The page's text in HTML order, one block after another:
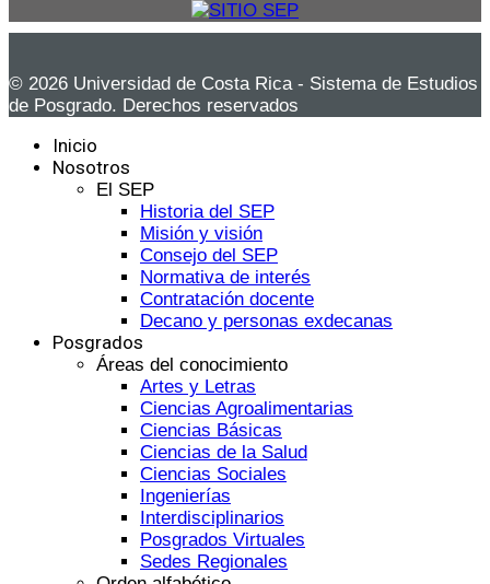
© 2026 Universidad de Costa Rica - Sistema de Estudios
de Posgrado. Derechos reservados
Inicio
Nosotros
El SEP
Historia del SEP
Misión y visión
Consejo del SEP
Normativa de interés
Contratación docente
Decano y personas exdecanas
Posgrados
Áreas del conocimiento
Artes y Letras
Ciencias Agroalimentarias
Ciencias Básicas
Ciencias de la Salud
Ciencias Sociales
Ingenierías
Interdisciplinarios
Posgrados Virtuales
Sedes Regionales